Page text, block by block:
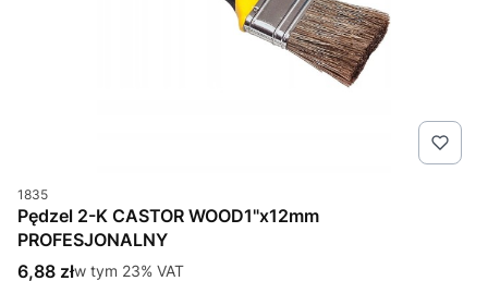
Kod produktu
1835
Pędzel 2-K CASTOR WOOD1"x12mm
PROFESJONALNY
Cena brutto
6,88 złw tym %s VAT
w tym 23% VAT